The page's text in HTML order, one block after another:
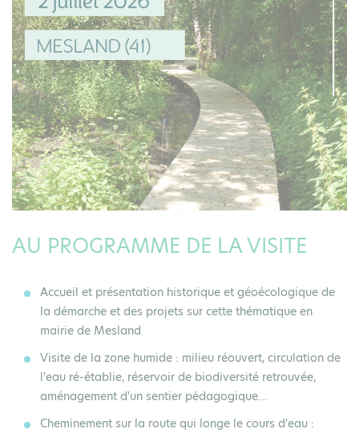
AU PROGRAMME DE LA VISITE
Accueil et présentation historique et géoécologique de
la démarche et des projets sur cette thématique en
mairie de Mesland
Visite de la zone humide : milieu réouvert, circulation de
l'eau ré-établie, réservoir de biodiversité retrouvée,
aménagement d'un sentier pédagogique...
Cheminement sur la route qui longe le cours d'eau :